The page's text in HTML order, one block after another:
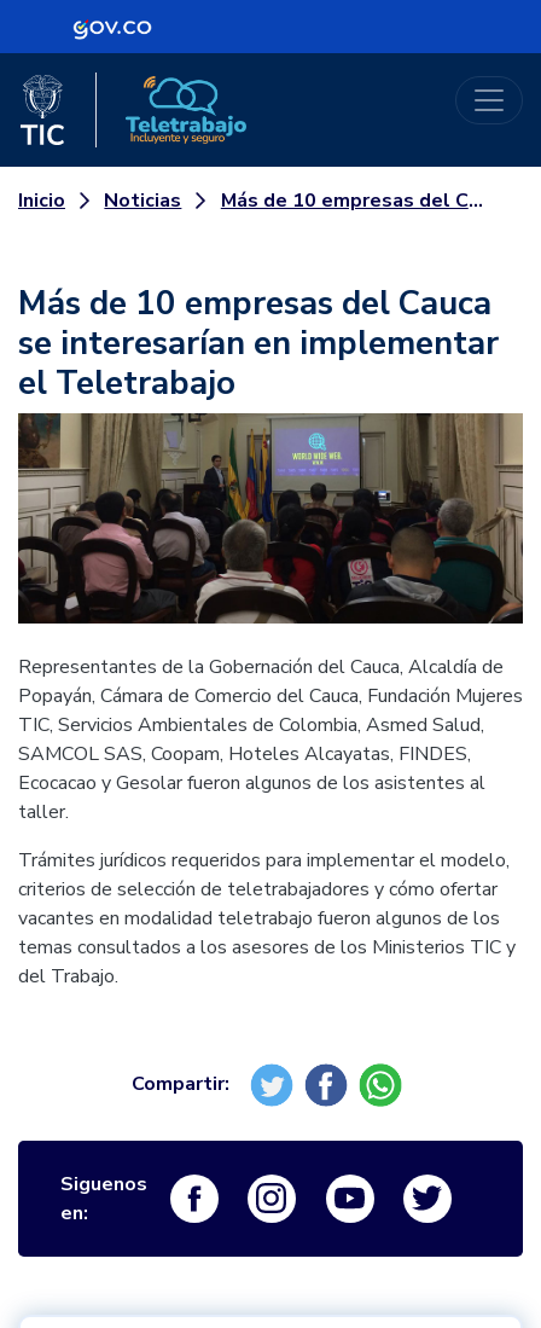
Logo Gobierno de Colombia
Logo del Ministerio TIC
Inicio Noticias Más de 10 empresas del Cauca se interesarían en implementar el Teletrabajo
Más de 10 empresas del Cauca
se interesarían en implementar
el Teletrabajo
Representantes de la Gobernación del Cauca, Alcaldía de
Popayán, Cámara de Comercio del Cauca, Fundación Mujeres
TIC, Servicios Ambientales de Colombia, Asmed Salud,
SAMCOL SAS, Coopam, Hoteles Alcayatas, FINDES,
Ecocacao y Gesolar fueron algunos de los asistentes al
taller.
Trámites jurídicos requeridos para implementar el modelo,
criterios de selección de teletrabajadores y cómo ofertar
vacantes en modalidad teletrabajo fueron algunos de los
temas consultados a los asesores de los Ministerios TIC y
del Trabajo.
Siguenos
en:
Logo FacebookLogo InstagramLogo Youtube